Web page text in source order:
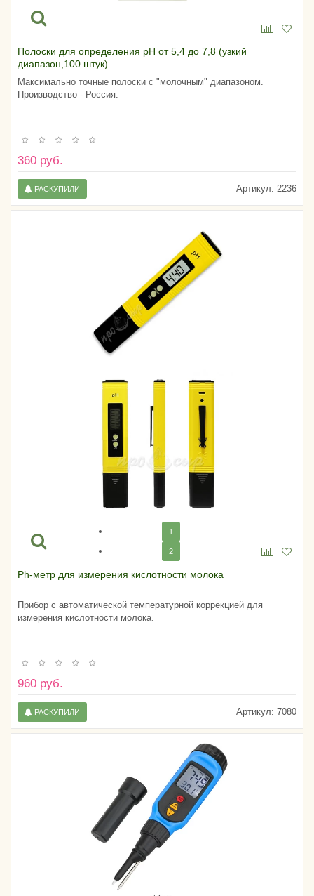
Полоски для определения pH от 5,4 до 7,8 (узкий
диапазон,100 штук)
Максимально точные полоски с "молочным" диапазоном.
Производство - Россия.
360 руб.
Артикул: 2236
РАСКУПИЛИ
1
2
Ph-метр для измерения кислотности молока
Прибор с автоматической температурной коррекцией для
измерения кислотности молока.
960 руб.
Артикул: 7080
РАСКУПИЛИ